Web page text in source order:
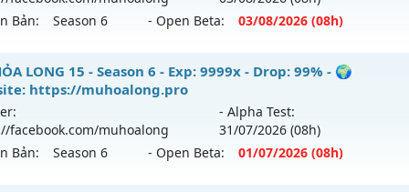
Bản:
Season 6 - Open Beta: 03/08/2026 (08h)
HỎA LONG 6.9 - 🌍 Website: https://muhoalong.pro
ra tháng 08 2026 - Mở máy chủhttps://facebook.com/
08/2626
- Drop: 20%
LONG 15 - Season 6 - Exp: 9999x - Drop: 99% - 🌍
https://muhoalong.pro
facebook.com/muhoalong
- Alpha Test:
31/07/2026 (08h)
Bản:
Season 6 - Open Beta: 01/07/2026 (08h)